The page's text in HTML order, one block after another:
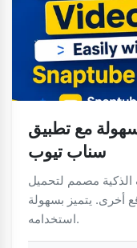
مع تطبيق
سناب تيوب
مصمم لتحميل
أخرى. يتميز بسهولة
استخدامه.